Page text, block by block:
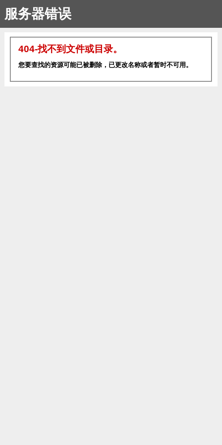
服务器错误
404-找不到文件或目录。
您要查找的资源可能已被删除，已更改名称或者暂时不可用。